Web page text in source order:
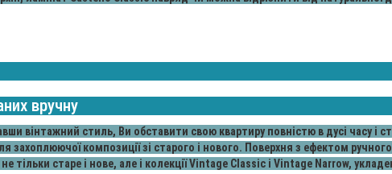
вручну
вінтажний стиль, Ви обставити свою квартиру повністю в дусі часу і
композиції зі старого і нового. Поверхня з ефектом
старе і нове, але і колекції Vintage Classic і Vintage Narrow,